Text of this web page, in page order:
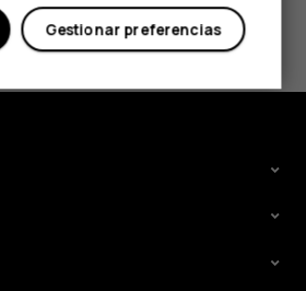
útil?Gestionar preferencias